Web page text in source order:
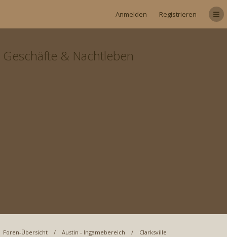
Anmelden Registrieren
Geschäfte & Nachtleben
Foren-Übersicht Austin - Ingamebereich
Clarksville